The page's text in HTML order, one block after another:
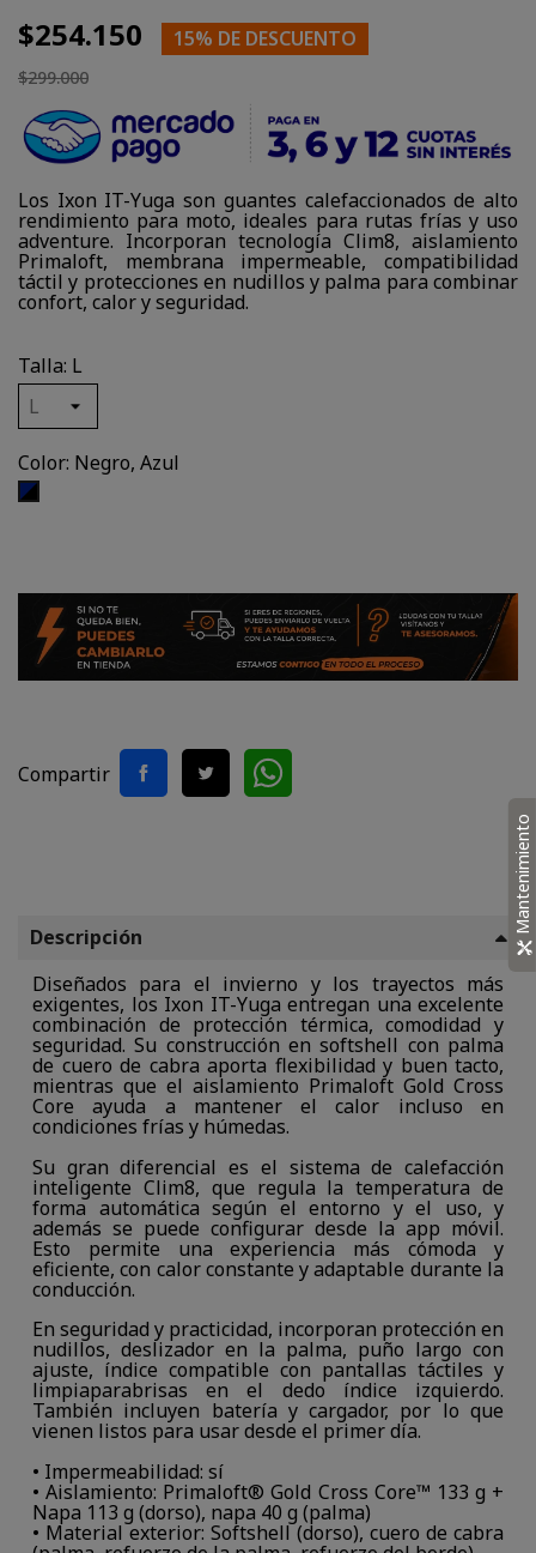
$254.150 15% DE DESCUENTO
$299.000
Los Ixon IT-Yuga son guantes calefaccionados de alto
rendimiento para moto, ideales para rutas frías y uso
adventure. Incorporan tecnología Clim8, aislamiento
Primaloft, membrana impermeable, compatibilidad
táctil y protecciones en nudillos y palma para combinar
confort, calor y seguridad.
Talla: L
Color: Negro, Azul
Negro,
Compartir
Descripción
Diseñados para el invierno y los trayectos más
exigentes, los Ixon IT-Yuga entregan una excelente
combinación de protección térmica, comodidad y
seguridad. Su construcción en softshell con palma
de cuero de cabra aporta flexibilidad y buen tacto,
mientras que el aislamiento Primaloft Gold Cross
Core ayuda a mantener el calor incluso en
condiciones frías y húmedas.
Su gran diferencial es el sistema de calefacción
inteligente Clim8, que regula la temperatura de
forma automática según el entorno y el uso, y
además se puede configurar desde la app móvil.
Esto permite una experiencia más cómoda y
eficiente, con calor constante y adaptable durante la
conducción.
En seguridad y practicidad, incorporan protección en
nudillos, deslizador en la palma, puño largo con
ajuste, índice compatible con pantallas táctiles y
limpiaparabrisas en el dedo índice izquierdo.
También incluyen batería y cargador, por lo que
vienen listos para usar desde el primer día.
• Impermeabilidad: sí
• Aislamiento: Primaloft® Gold Cross Core™ 133 g +
Napa 113 g (dorso), napa 40 g (palma)
• Material exterior: Softshell (dorso), cuero de cabra
Mantenimiento